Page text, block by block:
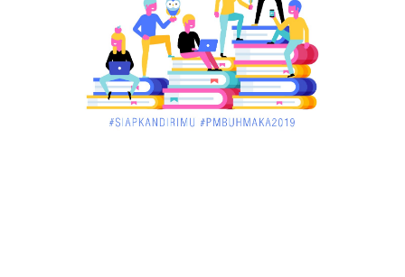
Miris, Bocah 5 Tahun Tenggelam di Hadapan
Ibunya
December 02, 2017
UNCATEGORIZED
Pekan Ini, Dua Emiten Catatkan Obligasi Rp1, 45
Triliun